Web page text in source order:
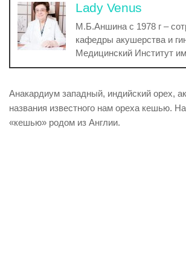
Lady Venus
М.Б.Аншина с 1978 г –
кафедры акушерства и
Медицинский Институт
Анакардиум западный, индийский орех,
названия известного нам ореха кешью.
«кешью» родом из Англии.